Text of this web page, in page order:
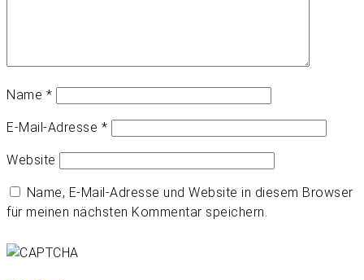
Name *
E-Mail-Adresse *
Website
Name, E-Mail-Adresse und Website in diesem Browser
für meinen nächsten Kommentar speichern.